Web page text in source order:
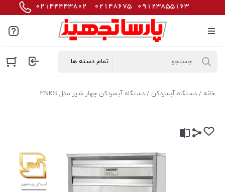
خانه / دستگاه آبسردکن / دستگاه آبسردکن چهار شیر مدل 4NKS